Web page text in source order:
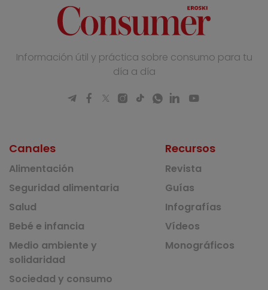
Información útil y práctica sobre consumo para tu
día a día
Canales
Alimentación
Seguridad alimentaria
Salud
Bebé e infancia
Medio ambiente y
solidaridad
Sociedad y consumo
Recursos
Revista
Guías
Infografías
Vídeos
Monográficos